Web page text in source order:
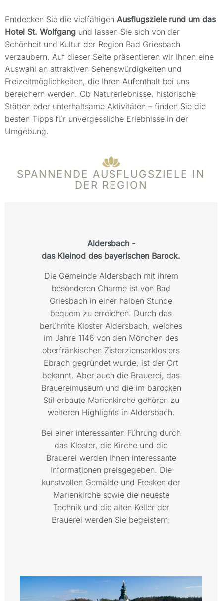
Entdecken Sie die vielfältigen Ausflugsziele rund um das
Hotel St. Wolfgang und lassen Sie sich von der
Schönheit und Kultur der Region Bad Griesbach
verzaubern. Auf dieser Seite präsentieren wir Ihnen eine
Auswahl an attraktiven Sehenswürdigkeiten und
Freizeitmöglichkeiten, die Ihren Aufenthalt bei uns
bereichern werden. Ob Naturerlebnisse, historische
Stätten oder unterhaltsame Aktivitäten – finden Sie die
besten Tipps für unvergessliche Erlebnisse in der
Umgebung.
SPANNENDE AUSFLUGSZIELE IN
DER REGION
Aldersbach -
das Kleinod des bayerischen Barock.
Die Gemeinde Aldersbach mit ihrem
besonderen Charme ist von Bad
Griesbach in einer halben Stunde
bequem zu erreichen. Durch das
berühmte Kloster Aldersbach, welches
im Jahre 1146 von den Mönchen des
oberfränkischen Zisterzienserklosters
Ebrach gegründet wurde, ist der Ort
bekannt. Aber auch die Brauerei, das
Brauereimuseum und die im barocken
Stil erbaute Marienkirche gehören zu
weiteren Highlights in Aldersbach.
Bei einer interessanten Führung durch
das Kloster, die Kirche und die
Brauerei werden Ihnen interessante
Informationen preisgegeben. Die
kunstvollen Gemälde und Fresken der
Marienkirche sowie die neueste
Technik und die alten Keller der
Brauerei werden Sie begeistern.